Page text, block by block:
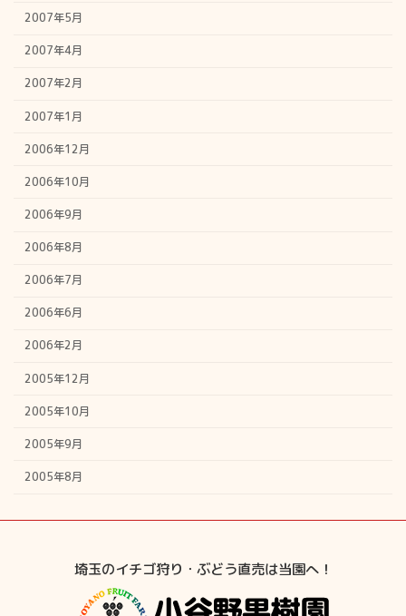
2007年5月
2007年4月
2007年2月
2007年1月
2006年12月
2006年10月
2006年9月
2006年8月
2006年7月
2006年6月
2006年2月
2005年12月
2005年10月
2005年9月
2005年8月
埼玉のイチゴ狩り・ぶどう直売は当園へ！